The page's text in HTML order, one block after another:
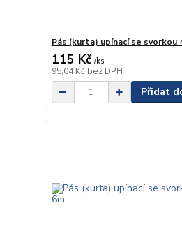
Pás (kurta) upínací se svorkou
115 Kč /ks
95,04 Kč bez DPH
Přidat